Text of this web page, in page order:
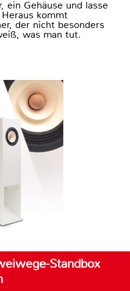
ein Gehäuse und lasse
kommt
der nicht besonders
was man tut.
Standbox